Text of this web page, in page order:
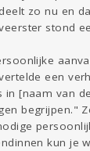
zo nu en
stond
een
in [naam van
begrijpen."
kun je